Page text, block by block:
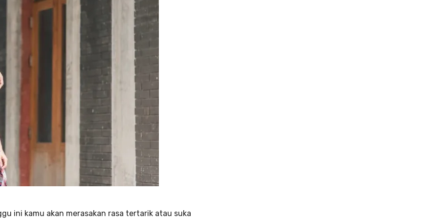
ini kamu akan merasakan rasa tertarik atau suka